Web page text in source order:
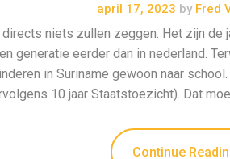
april 17, 2023 by Fred
niets zullen zeggen. Het zijn de
generatie eerder dan in nederland.
in Suriname gewoon naar
10 jaar Staatstoezicht). Dat
Continue